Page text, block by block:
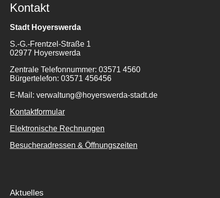
Kontakt
Stadt Hoyerswerda
S.-G.-Frentzel-Straße 1
02977 Hoyerswerda
Zentrale Telefonnummer: 03571 4560
Bürgertelefon: 03571 456456
E-Mail: verwaltung@hoyerswerda-stadt.de
Kontaktformular
Elektronische Rechnungen
Besucheradressen & Öffnungszeiten
Aktuelles